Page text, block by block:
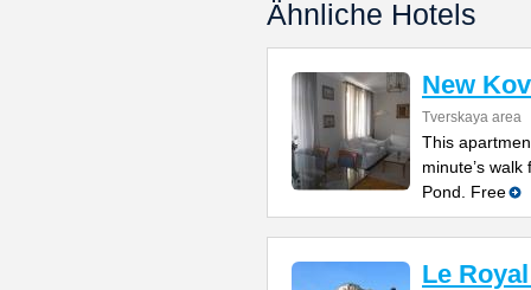
Ähnliche Hotels
New
Tverskaya area
This
minute’s
Pond. Free
Le